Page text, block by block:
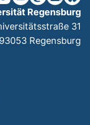
Regensburg
31
93053 Regensburg